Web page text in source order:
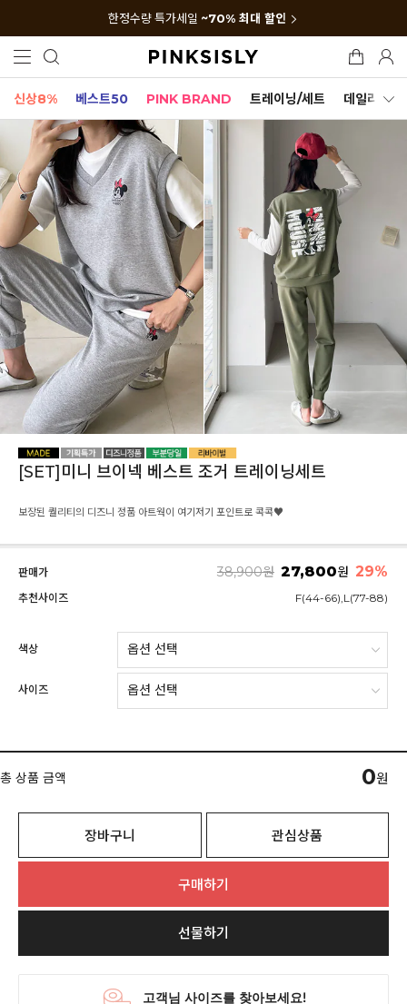
한정수량 특가세일 ~70% 최대 할인
신상8% 베스트50 PINK BRAND 트레이닝/세트 데일리세트
[SET]미니 브이넥 베스트 조거 트레이닝세트
보장된 퀄리티의 디즈니 정품 아트웍이 여기저기 포인트로 콕콕♥
판매가 38,900원 27,800원 29%
추천사이즈 F(44-66),L(77-88)
색상
사이즈
총 상품 금액 0원
장바구니 관심상품
구매하기
선물하기